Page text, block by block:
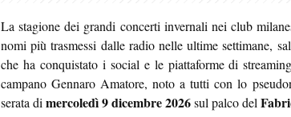
La stagione dei grandi concerti invernali nei club
nomi più trasmessi dalle radio nelle ultime settimane,
che ha conquistato i social e le piattaforme di
campano Gennaro Amatore, noto a tutti con lo
serata dimercoledì 9 dicembre 2026sul palco del